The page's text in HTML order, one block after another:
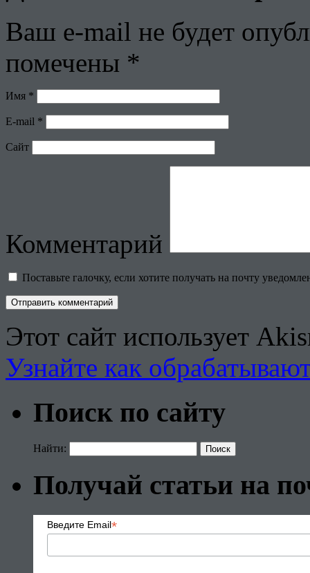
Ваш e-mail не будет
помечены *
Имя *
E-mail *
Сайт
Комментарий
Поставьте галочку, если хотите получать на почту
Этот сайт использует
Узнайте как
Поиск по сайту
Найти:
Получай статьи на
Введите Email*